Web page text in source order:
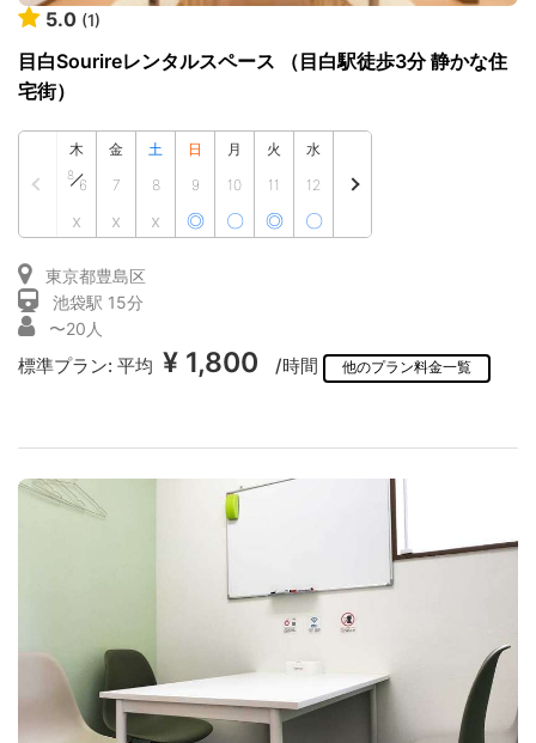
5.0 (1)
目白Sourireレンタルスペース （目白駅徒歩3分 静かな住
宅街）
木
8
6
x
金
7
x
土
8
x
日
9
◎
月
10
〇
火
11
◎
水
12
〇
東京都豊島区
池袋駅 15分
〜20人
標準プラン: 平均 ¥ 1,800 /時間 他のプラン料金一覧